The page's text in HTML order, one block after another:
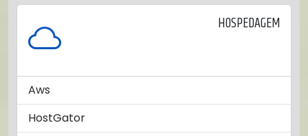
HOSPEDAGEM
Aws
HostGator